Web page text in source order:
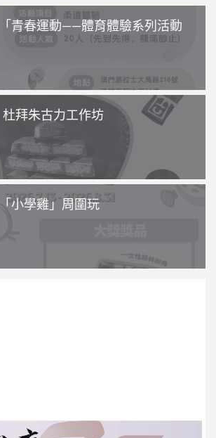
「青春運動——體育體驗系列活動
杜拜朱古力工作坊
小學雞」周圍玩